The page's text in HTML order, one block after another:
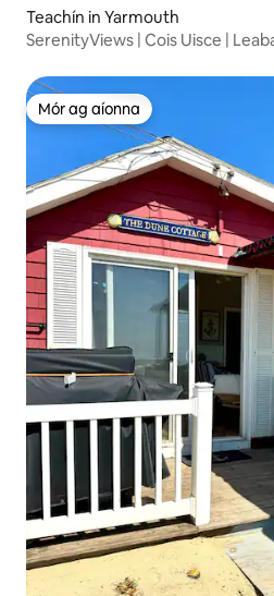
Teachín in Yarmouth
SerenityViews | Cois Uisce |
Mór ag aíonna
Mór ag aíonna